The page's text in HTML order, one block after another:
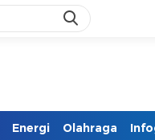
Energi Olahraga